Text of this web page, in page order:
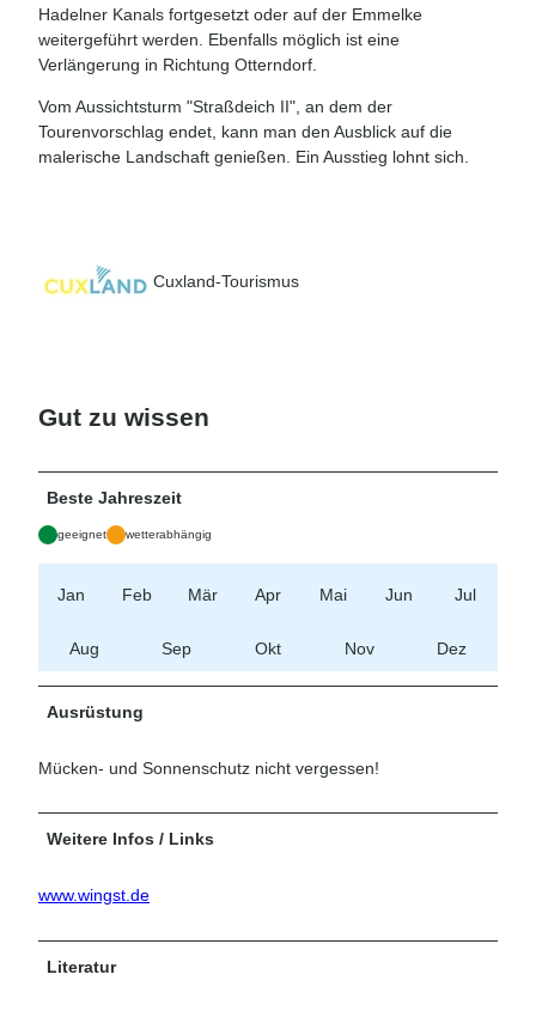
Hadelner Kanals fortgesetzt oder auf der Emmelke
weitergeführt werden. Ebenfalls möglich ist eine
Verlängerung in Richtung Otterndorf.
Vom Aussichtsturm "Straßdeich II", an dem der
Tourenvorschlag endet, kann man den Ausblick auf die
malerische Landschaft genießen. Ein Ausstieg lohnt sich.
Cuxland-Tourismus
Gut zu wissen
Beste Jahreszeit
geeignet wetterabhängig
Jan Feb Mär Apr Mai Jun Jul
Aug Sep Okt Nov Dez
Ausrüstung
Mücken- und Sonnenschutz nicht vergessen!
Weitere Infos / Links
www.wingst.de
Literatur